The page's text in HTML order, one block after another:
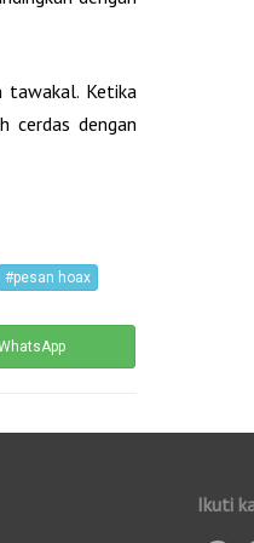
tawakal. Ketika
cerdas dengan
#pesan hoax
Ikuti